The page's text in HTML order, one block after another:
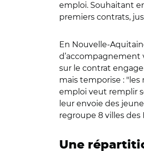
emploi. Souhaitant
premiers contrats,
En Nouvelle-
d’accompagnement
sur le contrat
mais temporise : "les
emploi veut remplir
leur envoie des
regroupe 8 villes des
Une